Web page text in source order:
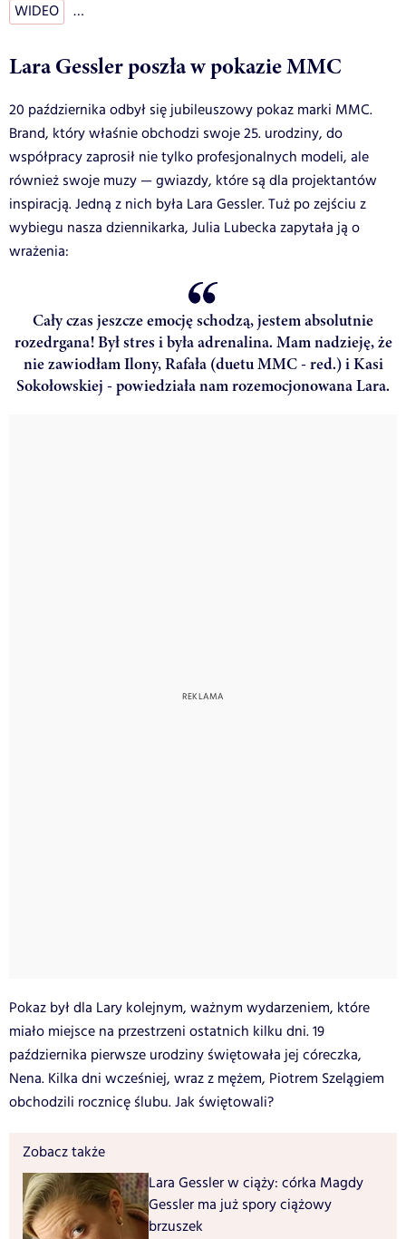
WIDEO …
Lara Gessler poszła w pokazie MMC
20 października odbył się jubileuszowy pokaz marki MMC.
Brand, który właśnie obchodzi swoje 25. urodziny, do
współpracy zaprosił nie tylko profesjonalnych modeli, ale
również swoje muzy — gwiazdy, które są dla projektantów
inspiracją. Jedną z nich była Lara Gessler. Tuż po zejściu z
wybiegu nasza dziennikarka, Julia Lubecka zapytała ją o
wrażenia:
Cały czas jeszcze emocję schodzą, jestem absolutnie
rozedrgana! Był stres i była adrenalina. Mam nadzieję, że
nie zawiodłam Ilony, Rafała (duetu MMC - red.) i Kasi
Sokołowskiej - powiedziała nam rozemocjonowana Lara.
Pokaz był dla Lary kolejnym, ważnym wydarzeniem, które
miało miejsce na przestrzeni ostatnich kilku dni. 19
października pierwsze urodziny świętowała jej córeczka,
Nena. Kilka dni wcześniej, wraz z mężem, Piotrem Szelągiem
obchodzili rocznicę ślubu. Jak świętowali?
Zobacz także
Lara Gessler w ciąży: córka Magdy
Gessler ma już spory ciążowy
brzuszek